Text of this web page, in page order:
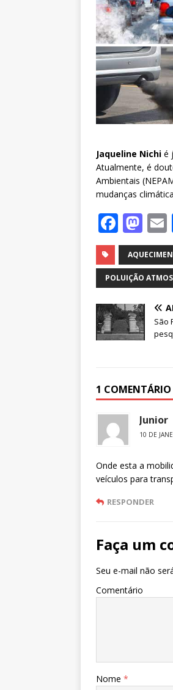
Jaqueline Nichi é
Atualmente, é
Ambientais
mudanças
F
a
c
e
b
o
o
M
a
st
o
d
o
n
l
POLUIÇÃO
São
1 COMENTÁRIO
Junior
10 DE
Onde esta a
veículos para
RESPONDER
Faça um
Seu e-mail não
Comentário
Nome *